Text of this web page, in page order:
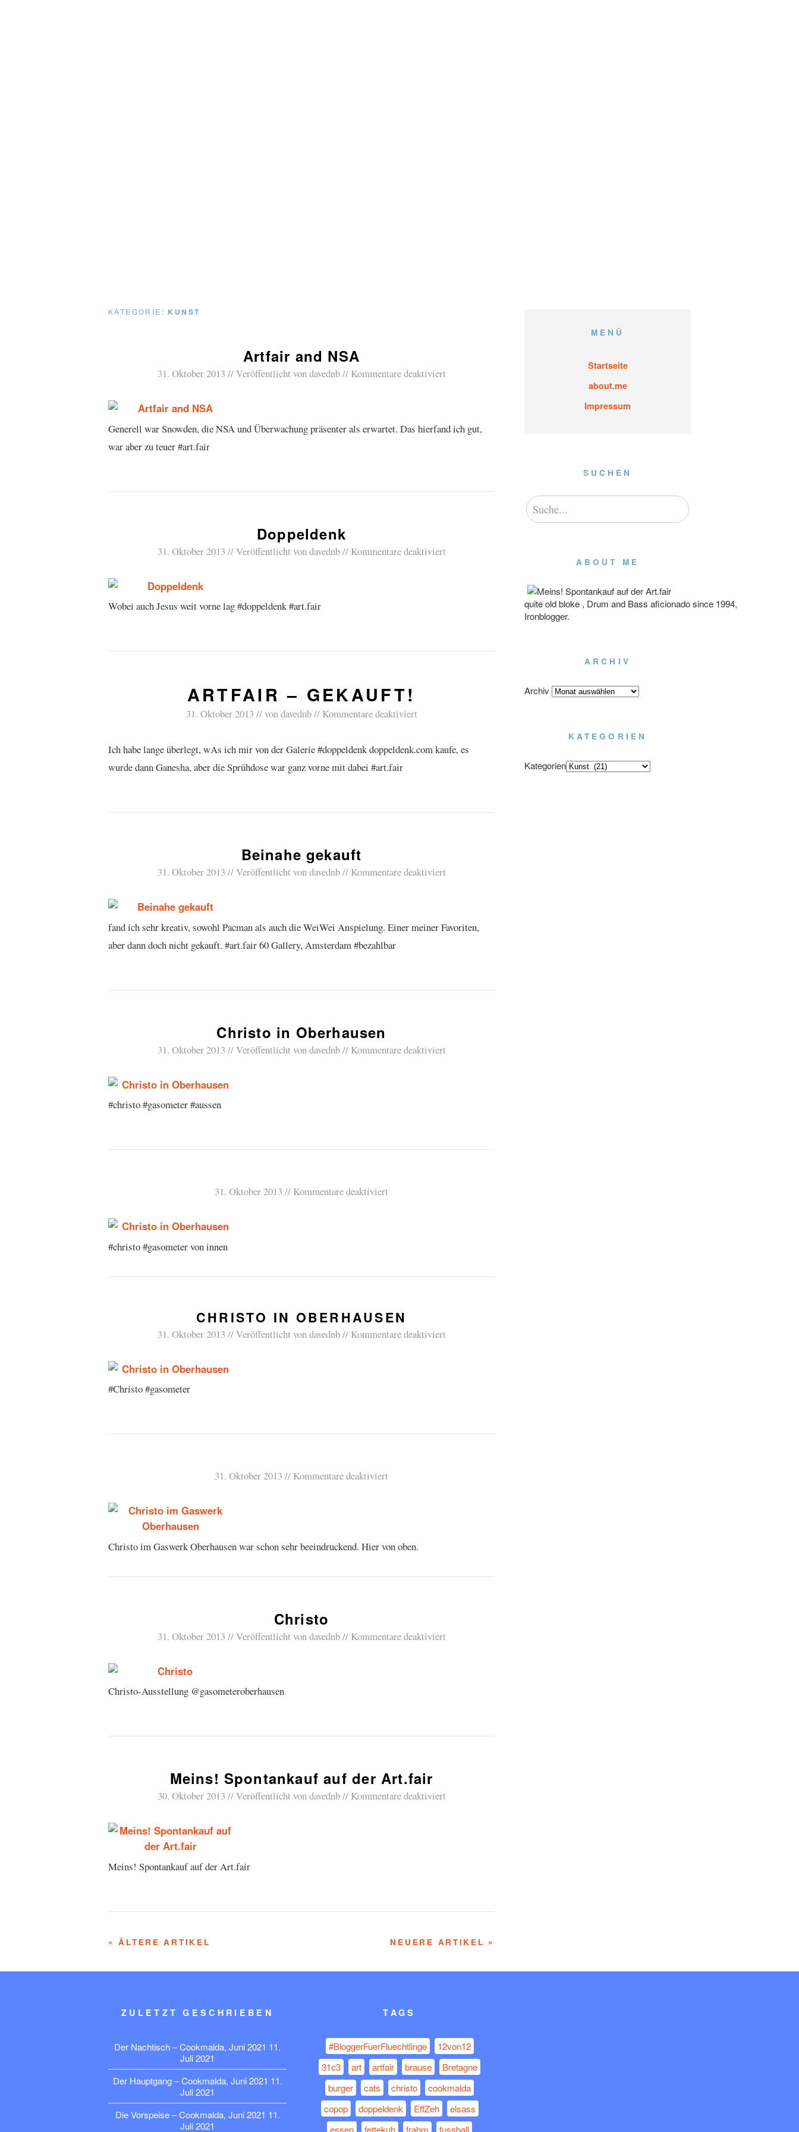
KATEGORIE: KUNST
Artfair and NSA
31. Oktober 2013 Veröffentlicht vondavednb Kommentare deaktiviert
Generell war Snowden, die NSA und Überwachung präsenter als erwartet. Das hierfand ich gut,
war aber zu teuer #art.fair
Doppeldenk
31. Oktober 2013 Veröffentlicht von davednb Kommentare deaktiviert
Wobei auch Jesus weit vorne lag #doppeldenk #art.fair
ARTFAIR – GEKAUFT!
31. Oktober 2013 vondavednb Kommentare deaktiviert
Ich habe lange überlegt, wAs ich mir von der Galerie #doppeldenk doppeldenk.com kaufe, es
wurde dann Ganesha, aber die Sprühdose war ganz vorne mit dabei #art.fair
Beinahe gekauft
31. Oktober 2013 Veröffentlicht vondavednb Kommentare deaktiviert
fand ich sehr kreativ, sowohl Pacman als auch die WeiWei Anspielung. Einer meiner Favoriten,
aber dann doch nicht gekauft. #art.fair 60 Gallery, Amsterdam #bezahlbar
Christo in Oberhausen
31. Oktober 2013 Veröffentlicht von davednb Kommentare deaktiviert
#christo #gasometer #aussen
31. Oktober 2013 Kommentare deaktiviert
#christo #gasometer von innen
CHRISTO IN OBERHAUSEN
31. Oktober 2013 Veröffentlicht von davednb Kommentare deaktiviert
#Christo #gasometer
31. Oktober 2013 Kommentare deaktiviert
Christo im Gaswerk Oberhausen war schon sehr beeindruckend. Hier von oben.
Christo
31. Oktober 2013 Veröffentlicht von davednb Kommentare deaktiviert
Christo-Ausstellung @gasometeroberhausen
Meins! Spontankauf auf der Art.fair
30. Oktober 2013 Veröffentlicht vondavednb Kommentare deaktiviert
Meins! Spontankauf auf der Art.fair
« ÄLTERE ARTIKEL NEUERE ARTIKEL »
MENÜ
Startseite
about.me
Impressum
SUCHEN
ABOUT ME
quite old bloke , Drum and Bass aficionado since 1994,
Ironblogger.
ARCHIV
Archiv
KATEGORIEN
Kategorien
ZULETZT GESCHRIEBEN
Der Nachtisch – Cookmalda, Juni 2021 11.
Juli 2021
Der Hauptgang – Cookmalda, Juni 2021 11.
Juli 2021
Die Vorspeise – Cookmalda, Juni 2021 11.
Juli 2021
TAGS
#BloggerFuerFluechtlinge
12von12
31c3
art artfair brause
Bretagne
burger
cats christo
cookmalda
copop
doppeldenk EffZeh
elsass
essen
fettekuh frahm fussball